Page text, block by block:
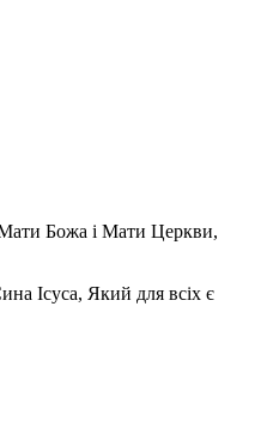
Мати Божа і Мати Церкви,
Ісуса, Який для всіх є